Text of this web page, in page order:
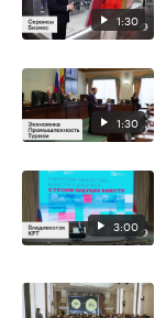
1:30
1:30
3:00